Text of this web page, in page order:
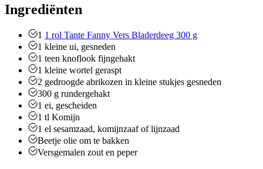
Ingrediënten
1 1 rol Tante Fanny Vers Bladerdeeg 300 g
1 kleine ui, gesneden
1 teen knoflook fijngehakt
1 kleine wortel geraspt
2 gedroogde abrikozen in kleine stukjes gesneden
300 g rundergehakt
1 ei, gescheiden
1 tl Komijn
1 el sesamzaad, komijnzaaf of lijnzaad
Beetje olie om te bakken
Versgemalen zout en peper